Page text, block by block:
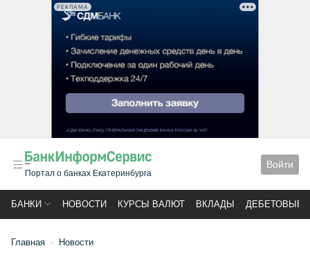
РЕКЛАМА
Портал о банках Екатеринбурга
Войти
БАНКИ НОВОСТИ КУРСЫ ВАЛЮТ ВКЛАДЫ ДЕБЕТОВЫЕ
Главная Новости